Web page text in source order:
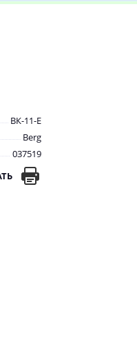
ВК-11-E
Berg
037519